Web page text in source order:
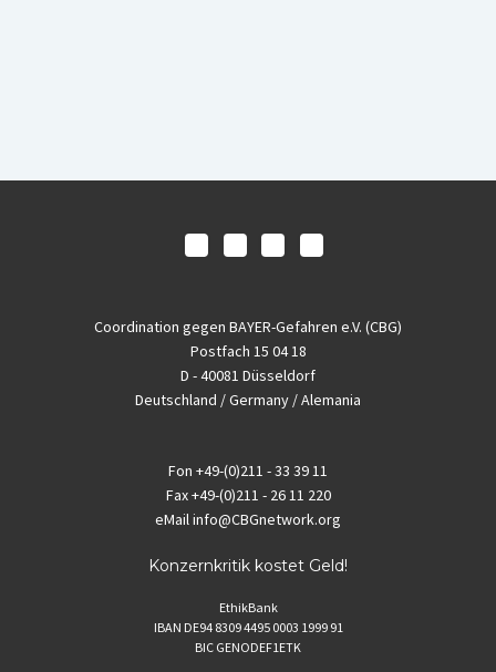
Coordination gegen BAYER-Gefahren e.V. (CBG)
Postfach 15 04 18
D - 40081 Düsseldorf
Deutschland / Germany / Alemania
Fon +49-(0)211 - 33 39 11
Fax+49-(0)211 - 26 11 220
eMailinfo@CBGnetwork.org
Konzernkritik kostet Geld!
EthikBank
IBAN DE94 8309 4495 0003 1999 91
BIC GENODEF1ETK